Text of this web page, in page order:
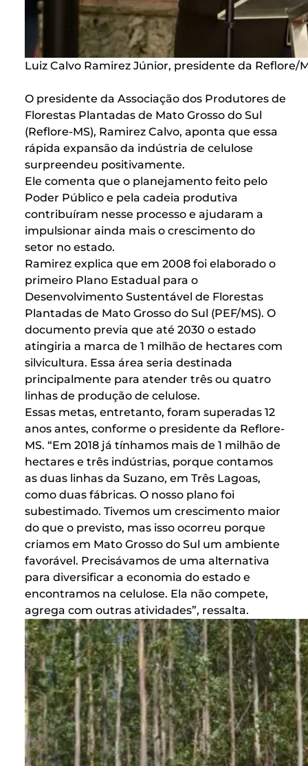
Luiz Calvo Ramirez Júnior, presidente da Reflore/
O presidente da Associação dos Produtores de
Florestas Plantadas de Mato Grosso do Sul
(Reflore-MS), Ramirez Calvo, aponta que essa
rápida expansão da indústria de celulose
surpreendeu positivamente.
Ele comenta que o planejamento feito pelo
Poder Público e pela cadeia produtiva
contribuíram nesse processo e ajudaram a
impulsionar ainda mais o crescimento do
setor no estado.
Ramirez explica que em 2008 foi elaborado o
primeiro Plano Estadual para o
Desenvolvimento Sustentável de Florestas
Plantadas de Mato Grosso do Sul (PEF/MS). O
documento previa que até 2030 o estado
atingiria a marca de 1 milhão de hectares com
silvicultura. Essa área seria destinada
principalmente para atender três ou quatro
linhas de produção de celulose.
Essas metas, entretanto, foram superadas 12
anos antes, conforme o presidente da Reflore-
MS. “Em 2018 já tínhamos mais de 1 milhão de
hectares e três indústrias, porque contamos
as duas linhas da Suzano, em Três Lagoas,
como duas fábricas. O nosso plano foi
subestimado. Tivemos um crescimento maior
do que o previsto, mas isso ocorreu porque
criamos em Mato Grosso do Sul um ambiente
favorável. Precisávamos de uma alternativa
para diversificar a economia do estado e
encontramos na celulose. Ela não compete,
agrega com outras atividades”, ressalta.